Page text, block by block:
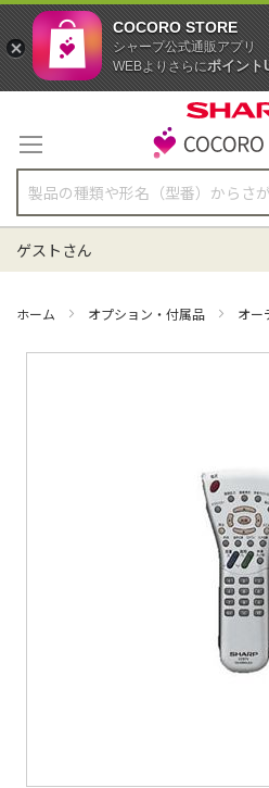
テ
ン
ツ
に
ス
キ
ッ
ゲストさん
ホーム オプション・付属品 オー
COCORO STORE
シャープ公式通販アプリ
WEBよりさらにポイント